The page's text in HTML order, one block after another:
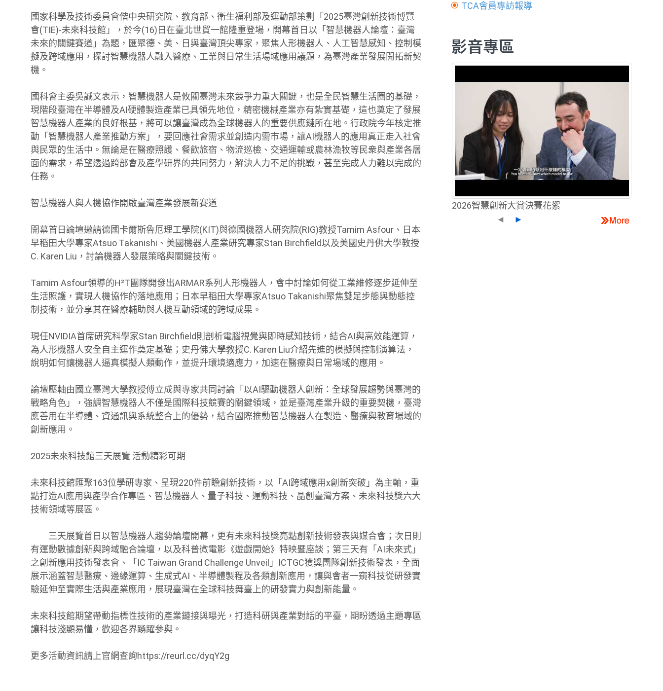
國家科學及技術委員會偕中央研究院、教育部、衛生福利部及運動部策劃「2025臺灣創新技術博覽
會(TIE)-未來科技館」，於今(16)日在臺北世貿一館隆重登場，開幕首日以「智慧機器人論壇：臺灣
未來的關鍵賽道」為題，匯聚德、美、日與臺灣頂尖專家，聚焦人形機器人、人工智慧感知、控制模
擬及跨域應用，探討智慧機器人融入醫療、工業與日常生活場域應用議題，為臺灣產業發展開拓新契
機。
國科會主委吳誠文表示，智慧機器人是攸關臺灣未來競爭力重大關鍵，也是全民智慧生活圈的基礎，
現階段臺灣在半導體及AI硬體製造產業已具領先地位，精密機械產業亦有紮實基礎，這也奠定了發展
智慧機器人產業的良好根基，將可以讓臺灣成為全球機器人的重要供應鏈所在地。行政院今年核定推
動「智慧機器人產業推動方案」，要回應社會需求並創造内需市場，讓AI機器人的應用真正走入社會
與民眾的生活中。無論是在醫療照護、餐飲旅宿、物流巡檢、交通運輸或農林漁牧等民衆與產業各層
面的需求，希望透過跨部會及產學研界的共同努力，解決人力不足的挑戰，甚至完成人力難以完成的
任務。
智慧機器人與人機協作開啟臺灣產業發展新賽道
開幕首日論壇邀請德國卡爾斯魯厄理工學院(KIT)與德國機器人研究院(RIG)教授Tamim Asfour、日本
早稻田大學專家Atsuo Takanishi、美國機器人產業研究專家Stan Birchfield以及美國史丹佛大學教授
C. Karen Liu，討論機器人發展策略與關鍵技術。
Tamim Asfour領導的H²T團隊開發出ARMAR系列人形機器人，會中討論如何從工業維修逐步延伸至
生活照護，實現人機協作的落地應用；日本早稻田大學專家Atsuo Takanishi聚焦雙足步態與動態控
制技術，並分享其在醫療輔助與人機互動領域的跨域成果。
現任NVIDIA首席研究科學家Stan Birchfield則剖析電腦視覺與即時感知技術，結合AI與高效能運算，
為人形機器人安全自主運作奠定基礎；史丹佛大學教授C. Karen Liu介紹先進的模擬與控制演算法，
說明如何讓機器人逼真模擬人類動作，並提升環境適應力，加速在醫療與日常場域的應用。
論壇壓軸由國立臺灣大學教授傅立成與專家共同討論「以AI驅動機器人創新：全球發展趨勢與臺灣的
戰略角色」，強調智慧機器人不僅是國際科技競賽的關鍵領域，並是臺灣產業升級的重要契機，臺灣
應善用在半導體、資通訊與系統整合上的優勢，結合國際推動智慧機器人在製造、醫療與教育場域的
創新應用。
2025未來科技館三天展覽 活動精彩可期
未來科技館匯聚163位學研專家、呈現220件前瞻創新技術，以「AI跨域應用x創新突破」為主軸，重
點打造AI應用與產學合作專區、智慧機器人、量子科技、運動科技、晶創臺灣方案、未來科技獎六大
技術領域等展區。
三天展覽首日以智慧機器人趨勢論壇開幕，更有未來科技獎亮點創新技術發表與媒合會；次日則
有運動數據創新與跨域融合論壇，以及科普微電影《遊戲開始》特映暨座談；第三天有「AI未來式」
之創新應用技術發表會、「IC Taiwan Grand Challenge Unveil」ICTGC獲獎團隊創新技術發表，全面
展示涵蓋智慧醫療、邊緣運算、生成式AI、半導體製程及各類創新應用，讓與會者一窺科技從研發實
驗延伸至實際生活與產業應用，展現臺灣在全球科技舞臺上的研發實力與創新能量。
未來科技館期望帶動指標性技術的產業鏈接與曝光，打造科研與產業對話的平臺，期盼透過主題專區
讓科技淺顯易懂，歡迎各界踴躍參與。
更多活動資訊請上官網查詢https://reurl.cc/dyqY2g
TCA會員專訪報導
影音專區
2026智慧創新大賞決賽花絮
◄
►